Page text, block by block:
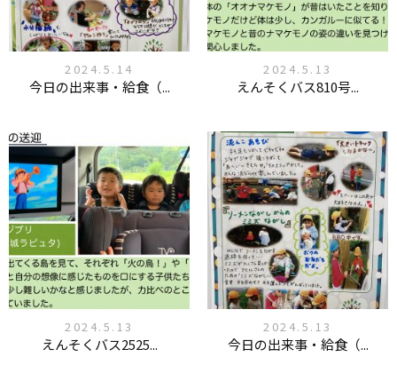
2024.5.14
今日の出来事・給食（...
2024.5.13
えんそくバス810号...
2024.5.13
えんそくバス2525...
2024.5.13
今日の出来事・給食（...